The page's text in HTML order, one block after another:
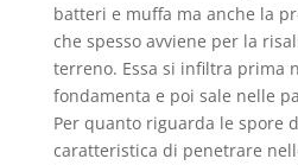
batteri e muffa ma anche la
che spesso avviene per la
terreno. Essa si infiltra prima
fondamenta e poi sale nelle
Per quanto riguarda le spore
caratteristica di penetrare